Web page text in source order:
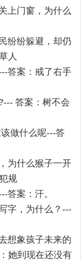
上门窗，为什么
纷纷躲避，却仍
人
答案：戒了右手
答案：树不会
做什么呢---答
为什么猴子一开
规
答案：汗。
字，为什么？---
想象孩子未来的
她到现在还没有